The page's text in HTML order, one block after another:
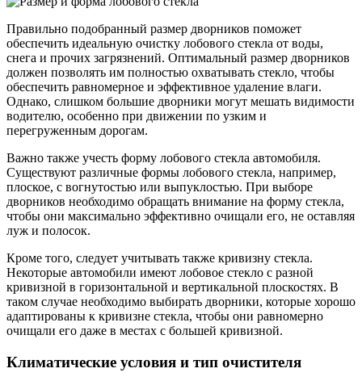
Правильно подобранный размер дворников поможет
обеспечить идеальную очистку лобового стекла от воды,
снега и прочих загрязнений. Оптимальный размер дворников
должен позволять им полностью охватывать стекло, чтобы
обеспечить равномерное и эффективное удаление влаги.
Однако, слишком большие дворники могут мешать видимости
водителю, особенно при движении по узким и
перегруженным дорогам.
Важно также учесть форму лобового стекла автомобиля.
Существуют различные формы лобового стекла, например,
плоское, с вогнутостью или выпуклостью. При выборе
дворников необходимо обращать внимание на форму стекла,
чтобы они максимально эффективно очищали его, не оставляя
луж и полосок.
Кроме того, следует учитывать также кривизну стекла.
Некоторые автомобили имеют лобовое стекло с разной
кривизной в горизонтальной и вертикальной плоскостях. В
таком случае необходимо выбирать дворники, которые хорошо
адаптированы к кривизне стекла, чтобы они равномерно
очищали его даже в местах с большей кривизной.
Климатические условия и тип очистителя